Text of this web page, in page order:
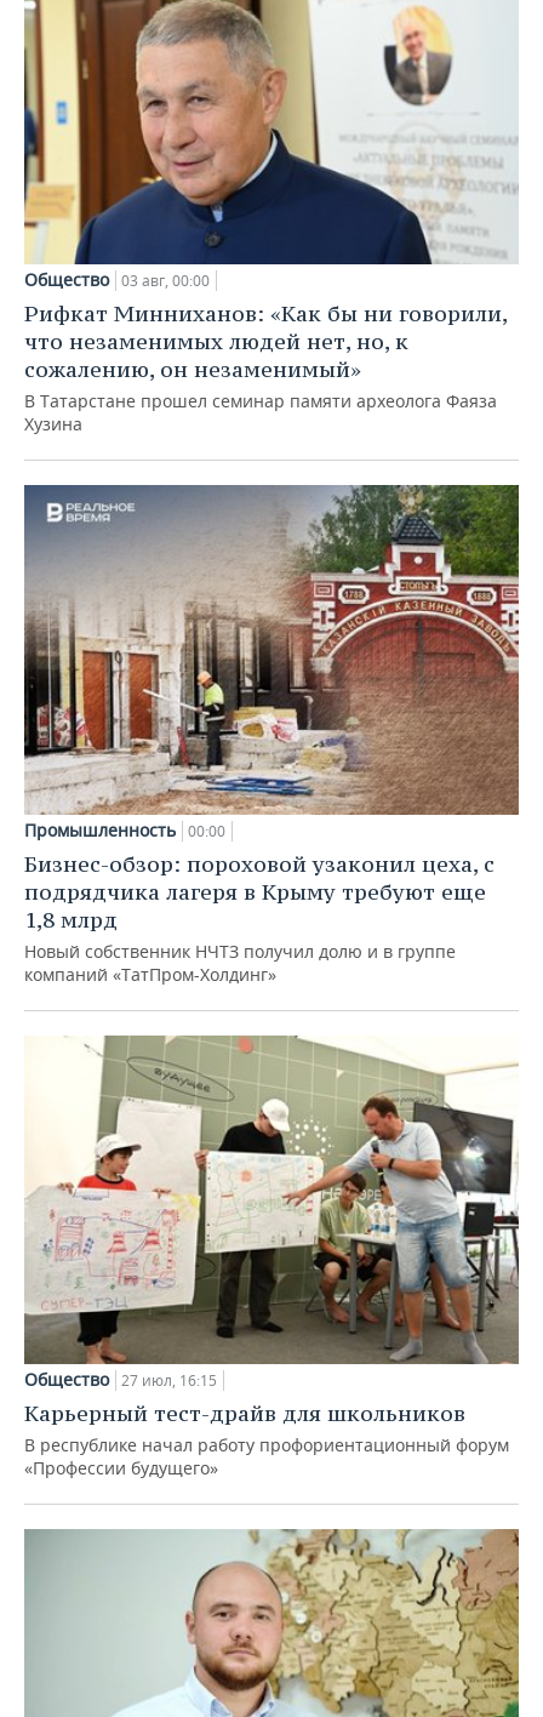
Общество 03 авг, 00:00
Рифкат Минниханов: «Как бы ни говорили,
что незаменимых людей нет, но, к
сожалению, он незаменимый»
В Татарстане прошел семинар памяти археолога Фаяза
Хузина
Промышленность 00:00
Бизнес-обзор: пороховой узаконил цеха, с
подрядчика лагеря в Крыму требуют еще
1,8 млрд
Новый собственник НЧТЗ получил долю и в группе
компаний «ТатПром-Холдинг»
Общество 27 июл, 16:15
Карьерный тест-драйв для школьников
В республике начал работу профориентационный форум
«Профессии будущего»